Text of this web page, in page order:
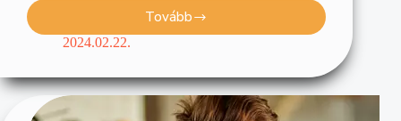
Tovább
2024.02.22.